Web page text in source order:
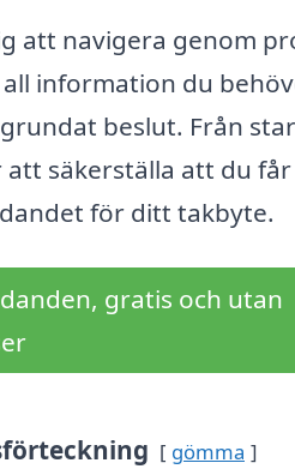
att navigera genom
information du
beslut. Från
att säkerställa att du
för ditt takbyte.
gratis och utan
gömma